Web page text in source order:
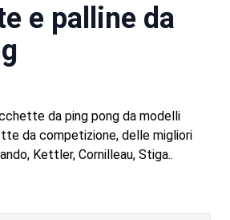
e palline da
da ping pong da modelli
da competizione, delle migliori
Kettler, Cornilleau, Stiga..